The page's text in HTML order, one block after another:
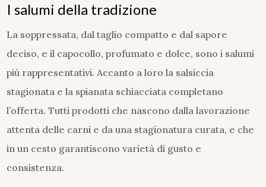
I salumi della tradizione
La soppressata, dal taglio compatto e dal sapore
deciso, e il capocollo, profumato e dolce, sono i salumi
più rappresentativi. Accanto a loro la salsiccia
stagionata e la spianata schiacciata completano
l’offerta. Tutti prodotti che nascono dalla lavorazione
attenta delle carni e da una stagionatura curata, e che
in un cesto garantiscono varietà di gusto e
consistenza.